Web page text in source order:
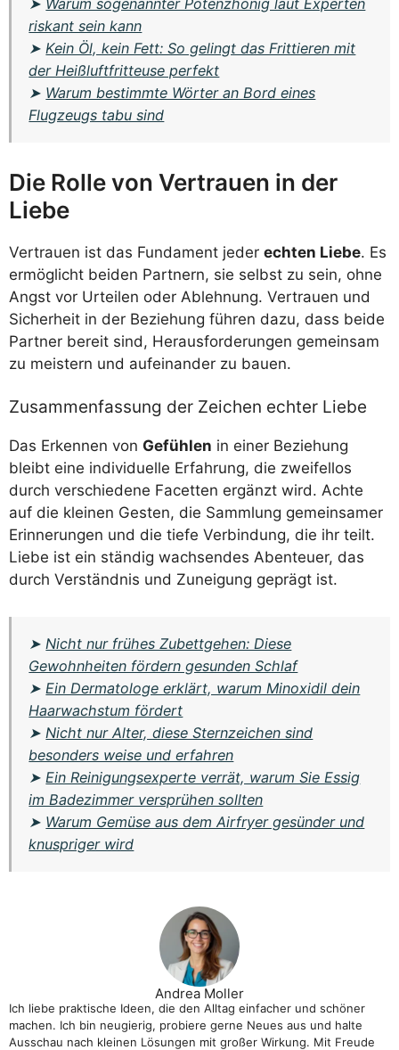
➤ Warum sogenannter Potenzhonig laut Experten
riskant sein kann
➤Kein Öl, kein Fett: So gelingt das Frittieren mit
der Heißluftfritteuse perfekt
➤ Warum bestimmte Wörter an Bord eines
Flugzeugs tabu sind
Die Rolle von Vertrauen in der
Liebe
Vertrauen ist das Fundament jeder echten Liebe. Es
ermöglicht beiden Partnern, sie selbst zu sein, ohne
Angst vor Urteilen oder Ablehnung. Vertrauen und
Sicherheit in der Beziehung führen dazu, dass beide
Partner bereit sind, Herausforderungen gemeinsam
zu meistern und aufeinander zu bauen.
Zusammenfassung der Zeichen echter Liebe
Das Erkennen von Gefühlen in einer Beziehung
bleibt eine individuelle Erfahrung, die zweifellos
durch verschiedene Facetten ergänzt wird. Achte
auf die kleinen Gesten, die Sammlung gemeinsamer
Erinnerungen und die tiefe Verbindung, die ihr teilt.
Liebe ist ein ständig wachsendes Abenteuer, das
durch Verständnis und Zuneigung geprägt ist.
➤Nicht nur frühes Zubettgehen: Diese
Gewohnheiten fördern gesunden Schlaf
➤Ein Dermatologe erklärt, warum Minoxidil dein
Haarwachstum fördert
➤Nicht nur Alter, diese Sternzeichen sind
besonders weise und erfahren
➤Ein Reinigungsexperte verrät, warum Sie Essig
im Badezimmer versprühen sollten
➤ Warum Gemüse aus dem Airfryer gesünder und
knuspriger wird
Andrea Moller
Ich liebe praktische Ideen, die den Alltag einfacher und schöner
machen. Ich bin neugierig, probiere gerne Neues aus und halte
Ausschau nach kleinen Lösungen mit großer Wirkung. Mit Freude